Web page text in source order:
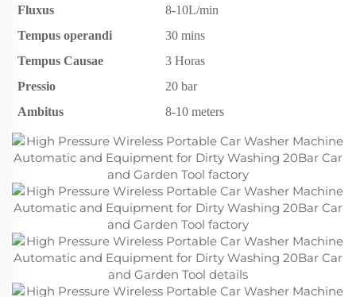
Fluxus
8-10L/min
Tempus operandi
30 mins
Tempus Causae
3 Horas
Pressio
20 bar
Ambitus
8-10 meters